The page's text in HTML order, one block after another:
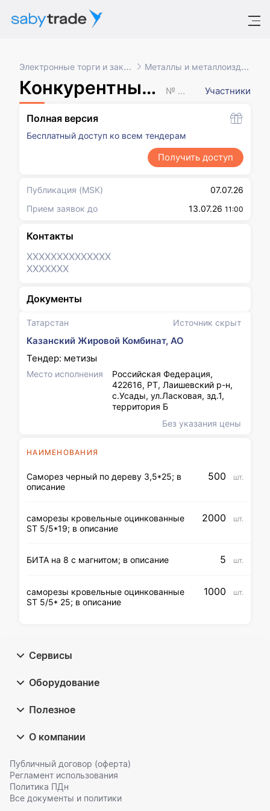
Электронные торги и закупки Металлы и металлоизделия
Конкурентный лист с переторжкой № XXXXXXX Участники
Татарстан Источник скрыт
Казанский Жировой Комбинат, АО
Тендер: метизы
Место исполнения
Российская Федерация,
422616, РТ, Лаишевский р-н,
с.Усады, ул.Ласковая, зд.1,
территория Б
Без указания цены
НАИМЕНОВАНИЯ
Саморез черный по дереву 3,5*25; в
описание
500 шт.
саморезы кровельные оцинкованные
ST 5/5*19; в описание
2000 шт.
БИТА на 8 с магнитом; в описание 5 шт.
саморезы кровельные оцинкованные
ST 5/5* 25; в описание
1000 шт.
Полная версия
Бесплатный доступ ко всем тендерам
Получить доступ
Публикация (MSK)
07.07.26
Прием заявок до
13.07.26 11:00
Контакты
XXXXXXXXXXXXXX
XXXXXXX
Документы
Сервисы
Оборудование
Полезное
О компании
Публичный договор (оферта)
Регламент использования
Политика ПДн
Все документы и политики